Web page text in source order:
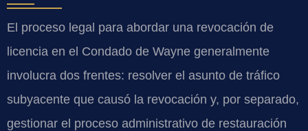
El proceso legal para abordar una revocación de
licencia en el Condado de Wayne generalmente
involucra dos frentes: resolver el asunto de tráfico
subyacente que causó la revocación y, por separado,
gestionar el proceso administrativo de restauración